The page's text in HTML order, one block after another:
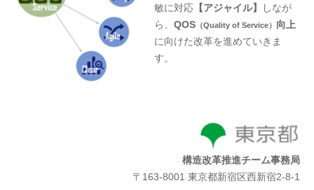
敏に対応 【アジャイル】
しなが
ら、QOS （Quality of Service） 向上
に向けた改革を進めていきま
す。
構造改革推進チーム事務局
〒163-8001 東京都新宿区西新宿2-8-1